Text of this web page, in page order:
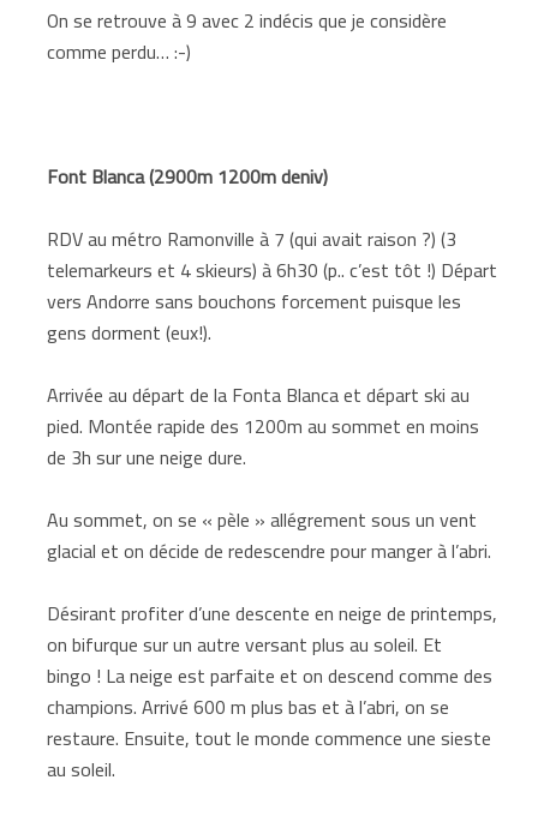
On se retrouve à 9 avec 2 indécis que je considère
comme perdu… :-)
Font Blanca (2900m 1200m deniv)
RDV au métro Ramonville à 7 (qui avait raison ?) (3
telemarkeurs et 4 skieurs) à 6h30 (p.. c’est tôt !) Départ
vers Andorre sans bouchons forcement puisque les
gens dorment (eux!).
Arrivée au départ de la Fonta Blanca et départ ski au
pied. Montée rapide des 1200m au sommet en moins
de 3h sur une neige dure.
Au sommet, on se « pèle » allégrement sous un vent
glacial et on décide de redescendre pour manger à l’abri.
Désirant profiter d’une descente en neige de printemps,
on bifurque sur un autre versant plus au soleil. Et
bingo ! La neige est parfaite et on descend comme des
champions. Arrivé 600 m plus bas et à l’abri, on se
restaure. Ensuite, tout le monde commence une sieste
au soleil.